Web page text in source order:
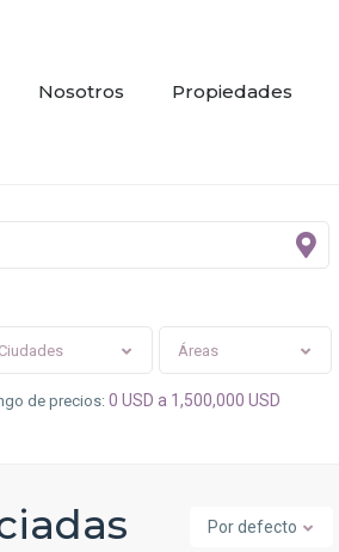
Nosotros Propiedades
Ciudades Áreas
de precios:0 USD a 1,500,000 USD
Por defecto